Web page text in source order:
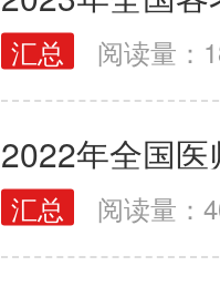
汇总 阅读量：
汇总 阅读量：